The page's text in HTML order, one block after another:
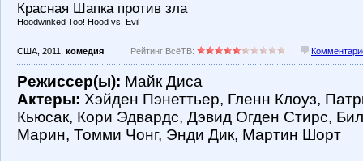
Красная Шапка против зла
Hoodwinked Too! Hood vs. Evil
США, 2011, комедия Рейтинг ВсёТВ:
Режиссер(ы): Майк Диса
Актеры: Хэйден Пэнеттьер, Гленн Клоуз,
Кьюсак, Кори Эдвардс, Дэвид Огден Стирс,
Марин, Томми Чонг, Энди Дик, Мартин Шорт